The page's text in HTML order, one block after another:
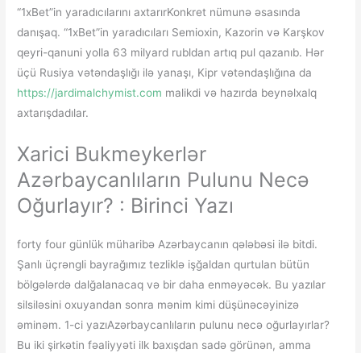
“1xBet”in yaradıcılarını axtarırKonkret nümunə əsasında
danışaq. “1xBet”in yaradıcıları Semioxin, Kazorin və Karşkov
qeyri-qanuni yolla 63 milyard rubldan artıq pul qazanıb. Hər
üçü Rusiya vətəndaşlığı ilə yanaşı, Kipr vətəndaşlığına da
https://jardimalchymist.com malikdi və hazırda beynəlxalq
axtarışdadılar.
Xarici Bukmeykerlər
Azərbaycanlıların Pulunu Necə
Oğurlayır? : Birinci Yazı
forty four günlük müharibə Azərbaycanın qələbəsi ilə bitdi.
Şanlı üçrəngli bayrağımız tezliklə işğaldan qurtulan bütün
bölgələrdə dalğalanacaq və bir daha enməyəcək. Bu yazılar
silsiləsini oxuyandan sonra mənim kimi düşünəcəyinizə
əminəm. 1-ci yazıAzərbaycanlıların pulunu necə oğurlayırlar?
Bu iki şirkətin fəaliyyəti ilk baxışdan sadə görünən, amma